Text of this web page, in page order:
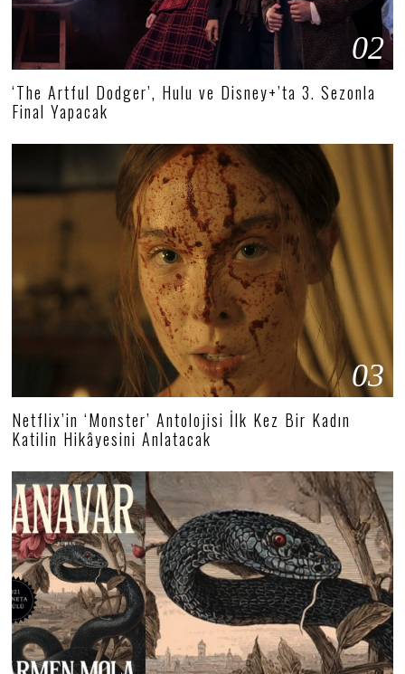
02
‘The Artful Dodger’, Hulu ve Disney+’ta 3. Sezonla
Final Yapacak
03
Netflix’in ‘Monster’ Antolojisi İlk Kez Bir Kadın
Katilin Hikâyesini Anlatacak